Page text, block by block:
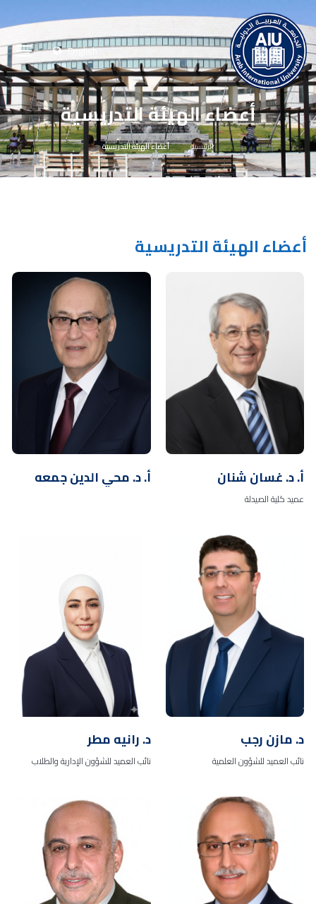
English
أعضاء الهيئة التدريسية
الرئيسية أعضاء الهيئة التدريسية
أعضاء الهيئة التدريسية
أ. د. غسان شنان
عميد كلية الصيدلة
أ. د. محي الدين جمعه
د. مازن رجب
نائب العميد للشؤون العلمية
د. رانيه مطر
نائب العميد للشؤون الإدارية والطلاب